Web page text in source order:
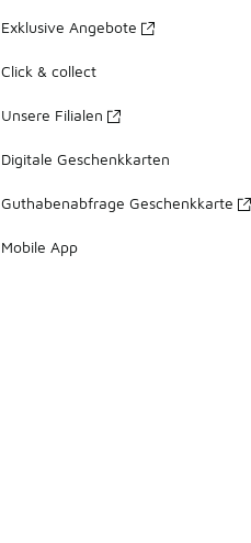
Exklusive Angebote
Click & collect
Unsere Filialen
Digitale Geschenkkarten
Guthabenabfrage Geschenkkarte
Mobile App